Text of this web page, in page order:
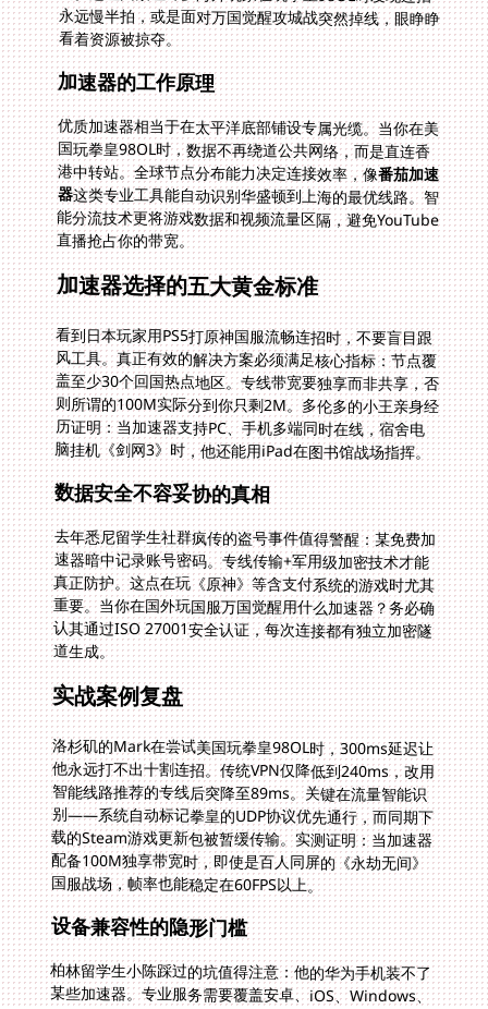
看着资源被掠夺。
加速器的工作原理
优质加速器相当于在太平洋底部铺设专属光缆。当你在美
国玩拳皇98OL时，数据不再绕道公共网络，而是直连香
港中转站。全球节点分布能力决定连接效率，像番茄加速
器这类专业工具能自动识别华盛顿到上海的最优线路。智
能分流技术更将游戏数据和视频流量区隔，避免YouTube
直播抢占你的带宽。
加速器选择的五大黄金标准
看到日本玩家用PS5打原神国服流畅连招时，不要盲目跟
风工具。真正有效的解决方案必须满足核心指标：节点覆
盖至少30个回国热点地区。专线带宽要独享而非共享，否
则所谓的100M实际分到你只剩2M。多伦多的小王亲身经
历证明：当加速器支持PC、手机多端同时在线，宿舍电
脑挂机《剑网3》时，他还能用iPad在图书馆战场指挥。
数据安全不容妥协的真相
去年悉尼留学生社群疯传的盗号事件值得警醒：某免费加
速器暗中记录账号密码。专线传输+军用级加密技术才能
真正防护。这点在玩《原神》等含支付系统的游戏时尤其
重要。当你在国外玩国服万国觉醒用什么加速器？务必确
认其通过ISO 27001安全认证，每次连接都有独立加密隧
道生成。
实战案例复盘
洛杉矶的Mark在尝试美国玩拳皇98OL时，300ms延迟让
他永远打不出十割连招。传统VPN仅降低到240ms，改用
智能线路推荐的专线后突降至89ms。关键在流量智能识
别——系统自动标记拳皇的UDP协议优先通行，而同期下
载的Steam游戏更新包被暂缓传输。实测证明：当加速器
配备100M独享带宽时，即使是百人同屏的《永劫无间》
国服战场，帧率也能稳定在60FPS以上。
设备兼容性的隐形门槛
柏林留学生小陈踩过的坑值得注意：他的华为手机装不了
某些加速器。专业服务需要覆盖安卓、iOS、Windows、
Mac四大平台。想象这个场景：用iPhone在教室偷玩
《崩坏3》国服，回家切Windows版继续深渊战斗，进度